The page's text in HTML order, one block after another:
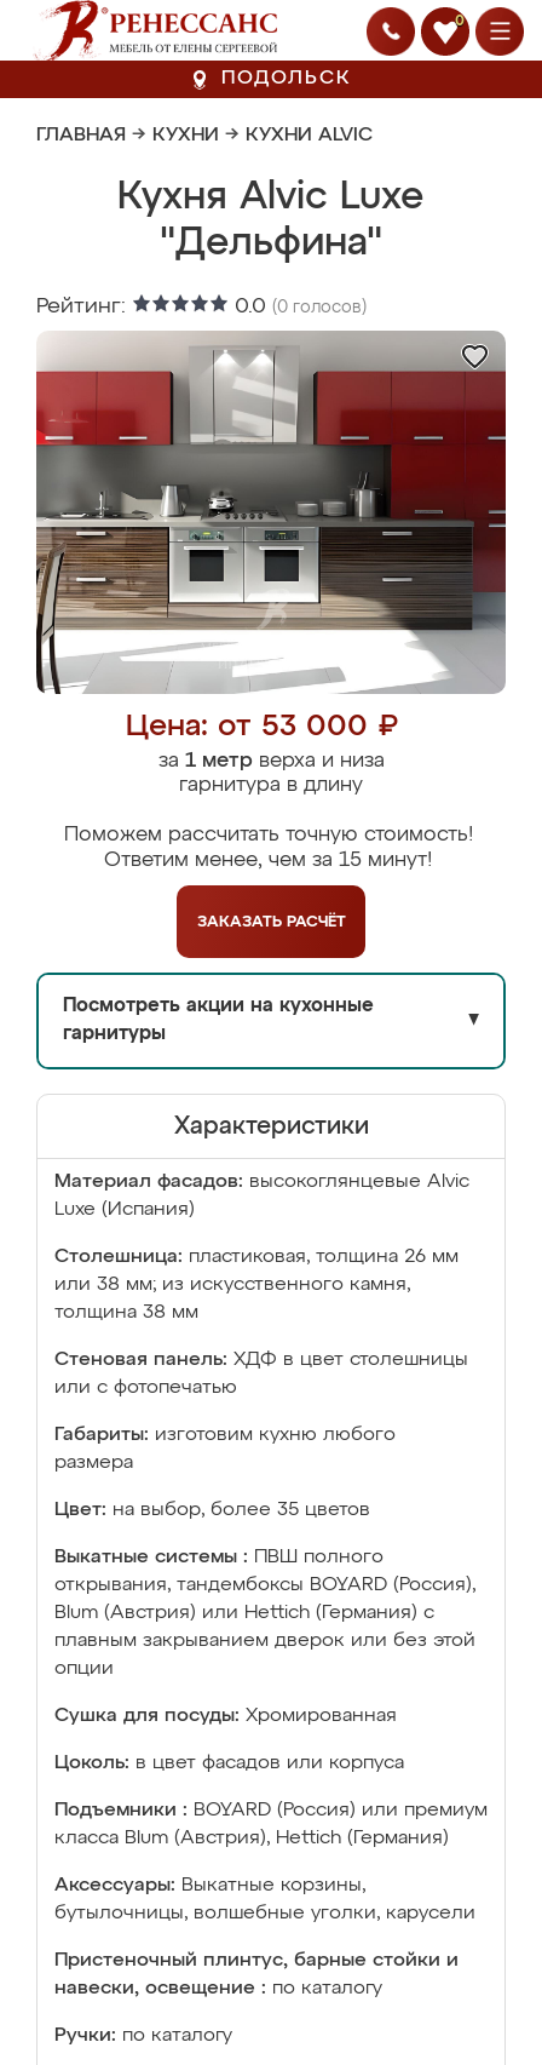
0
ПОДОЛЬСК
ГЛАВНАЯ → КУХНИ → КУХНИ ALVIC
Кухня Alvic Luxe
"Дельфина"
Рейтинг: 0.0 (0 голосов)
Цена: от 53 000 ₽
за 1 метрверха и низа
гарнитура в длину
Поможем рассчитать точную стоимость!
Ответим менее, чем за 15 минут!
ЗАКАЗАТЬ РАСЧЁТ
Посмотреть акции на кухонные
гарнитуры
▼
Характеристики
Материал фасадов: высокоглянцевые Аlvic
Luxe (Испания)
Столешница: пластиковая, толщина 26 мм
или 38 мм; из искусственного камня,
толщина 38 мм
Стеновая панель: ХДФ в цвет столешницы
или с фотопечатью
Габариты: изготовим кухню любого
размера
Цвет: на выбор, более 35 цветов
Выкатные системы :
ПВШ полного
открывания, тандембоксы BOYARD (Россия),
Blum (Австрия) или Hettich (Германия) с
плавным закрыванием дверок или без этой
опции
Сушка для посуды: Хромированная
Цоколь: в цвет фасадов или корпуса
Подъемники : BOYARD (Россия) или премиум
класса Blum (Австрия), Hettich (Германия)
Аксессуары: Выкатные корзины,
бутылочницы, волшебные уголки, карусели
Пристеночный плинтус, барные стойки и
навески, освещение : по каталогу
Ручки: по каталогу